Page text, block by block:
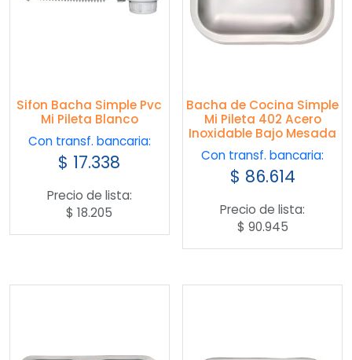
Sifon Bacha Simple Pvc
Mi Pileta Blanco
Con transf. bancaria:
$ 17.338
Precio de lista:
$ 18.205
Bacha de Cocina Simple
Mi Pileta 402 Acero
Inoxidable Bajo Mesada
Con transf. bancaria:
$ 86.614
Precio de lista:
$ 90.945